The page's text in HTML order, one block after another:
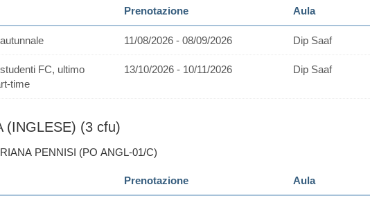
Prenotazione Aula
11/08/2026 - 08/09/2026 Dip Saaf
FC, ultimo
time
13/10/2026 - 10/11/2026 Dip Saaf
(INGLESE) (3 cfu)
PENNISI (PO ANGL-01/C)
Prenotazione Aula